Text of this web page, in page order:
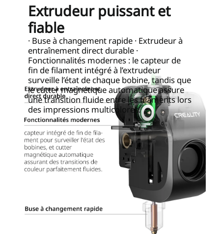
Extrudeur puissant et
fiable
· Buse à changement rapide · Extrudeur à
entraînement direct durable ·
Fonctionnalités modernes : le capteur de
fin de filament intégré à l’extrudeur
surveille l’état de chaque bobine, tandis que
le cutter magnétique automatique assure
une transition fluide entre les filaments lors
des impressions multicolores.